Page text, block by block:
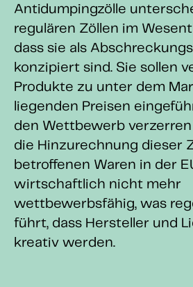
Antidumpingzölle
regulären Zöllen im
dass sie als
konzipiert sind. Sie sollen
Produkte zu unter dem
liegenden Preisen
den Wettbewerb
die Hinzurechnung dieser
betroffenen Waren in der
wirtschaftlich nicht mehr
wettbewerbsfähig, was
führt, dass Hersteller und
kreativ werden.